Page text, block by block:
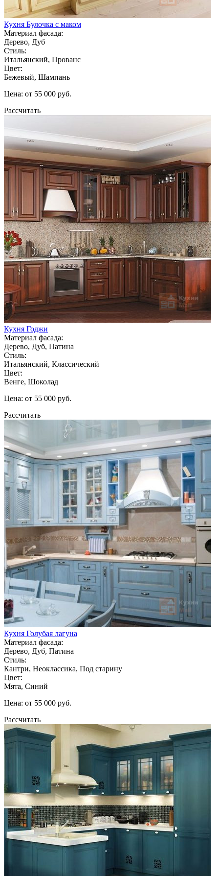
Кухня Булочка с маком
Материал фасада:
Дерево, Дуб
Стиль:
Итальянский, Прованс
Цвет:
Бежевый, Шампань
Цена: от 55 000 руб.
Рассчитать
Кухня Годжи
Материал фасада:
Дерево, Дуб, Патина
Стиль:
Итальянский, Классический
Цвет:
Венге, Шоколад
Цена: от 55 000 руб.
Рассчитать
Кухня Голубая лагуна
Материал фасада:
Дерево, Дуб, Патина
Стиль:
Кантри, Неоклассика, Под старину
Цвет:
Мята, Синий
Цена: от 55 000 руб.
Рассчитать